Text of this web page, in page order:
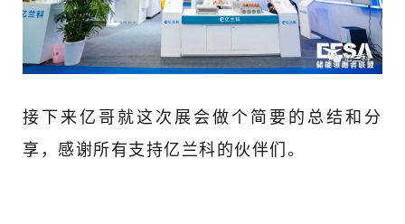
接下来亿哥就这次展会做个简要的总结和分
享，感谢所有支持亿兰科的伙伴们。